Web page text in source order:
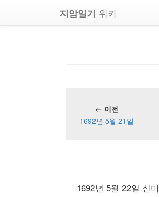
지암일기 위키
← 이전
1692년 5월 21일
1692년 5월 22일 신미